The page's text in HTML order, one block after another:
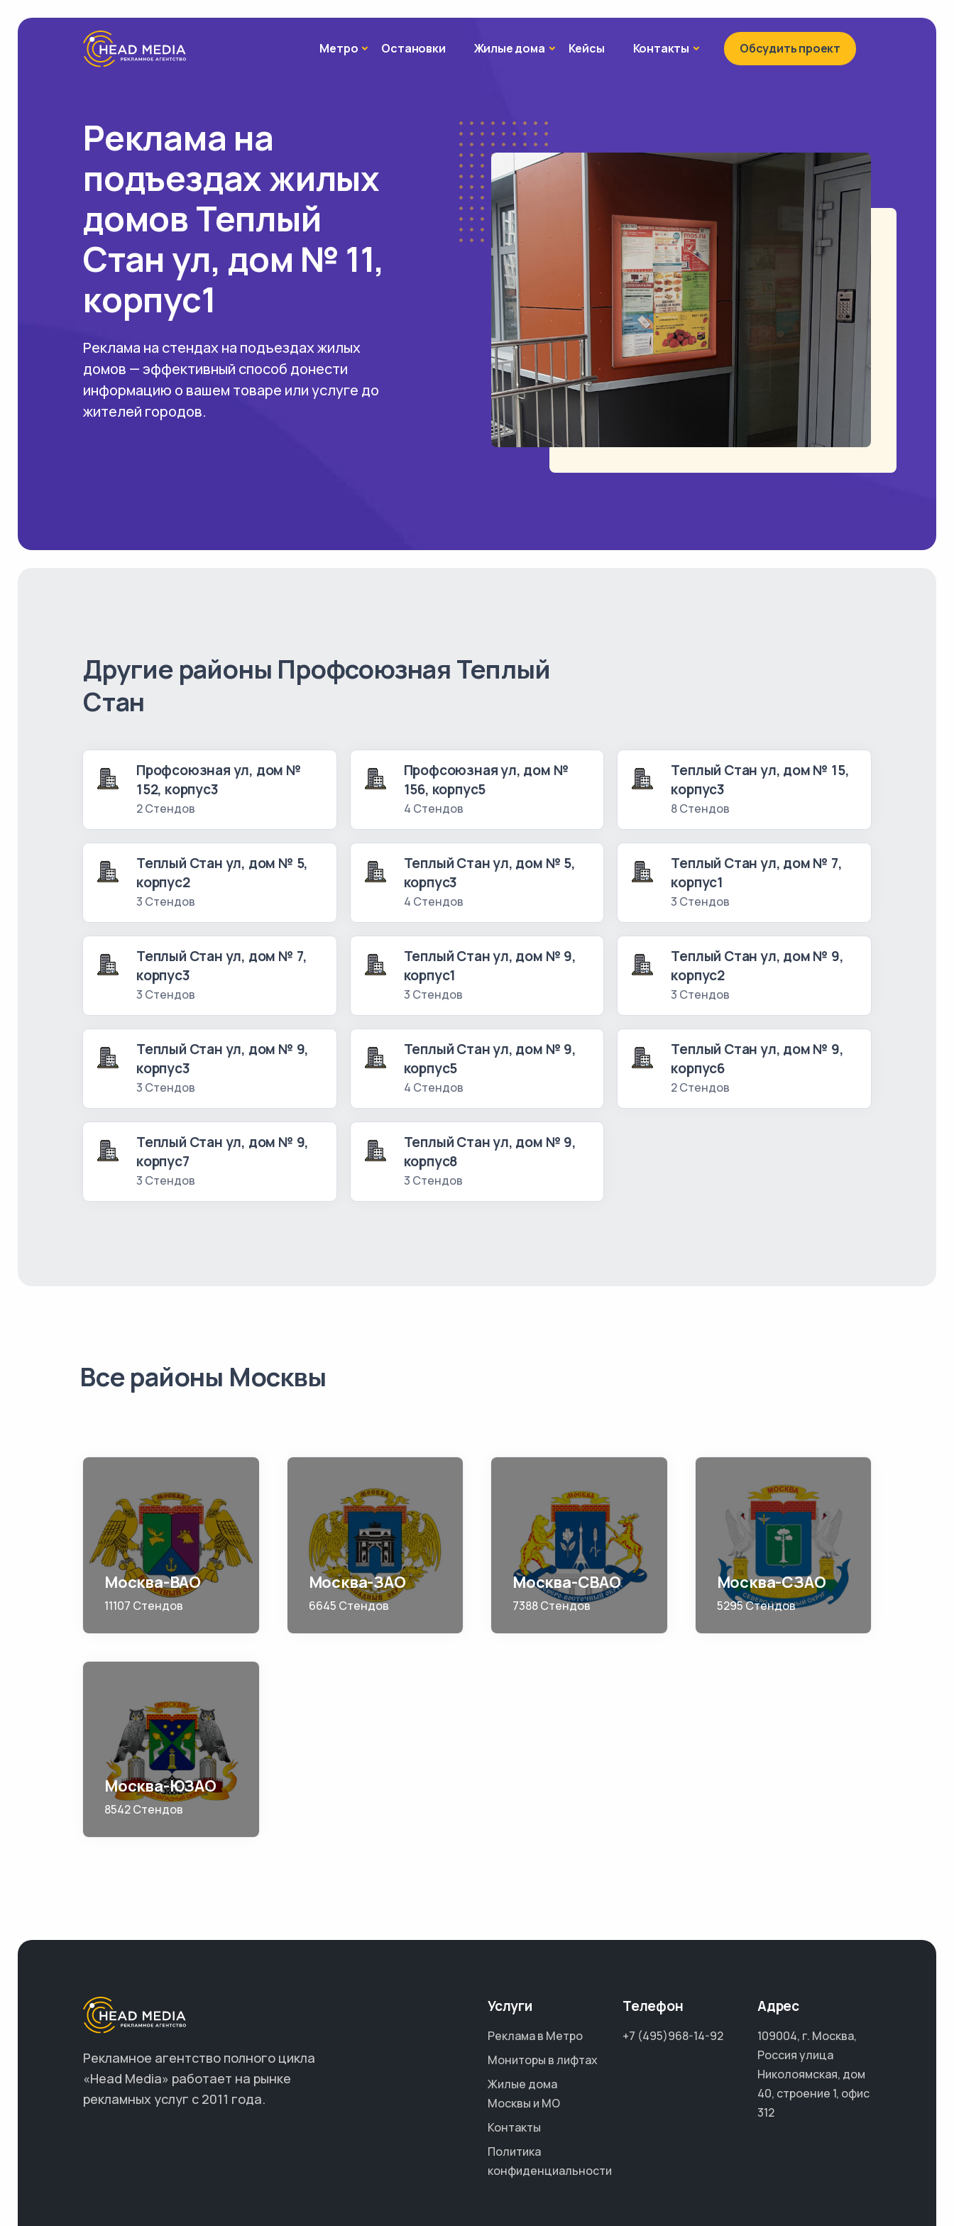
МетроМетроОстановки Жилые домаЖилые дома
Кейсы Контакты КонтактыОбсудить проект
Реклама на
подъездах жилых
домов Теплый
Стан ул, дом № 11,
корпус1
Реклама на стендах на подъездах жилых
домов — эффективный способ донести
информацию о вашем товаре или услуге до
жителей городов.
Другие районы Профсоюзная Теплый
Стан
Профсоюзная ул, дом №
152, корпус3
2 Стендов
Профсоюзная ул, дом №
156, корпус5
4 Стендов
Теплый Стан ул, дом № 15,
корпус3
8 Стендов
Теплый Стан ул, дом № 5,
корпус2
3 Стендов
Теплый Стан ул, дом № 5,
корпус3
4 Стендов
Теплый Стан ул, дом № 7,
корпус1
3 Стендов
Теплый Стан ул, дом № 7,
корпус3
3 Стендов
Теплый Стан ул, дом № 9,
корпус1
3 Стендов
Теплый Стан ул, дом № 9,
корпус2
3 Стендов
Теплый Стан ул, дом № 9,
корпус3
3 Стендов
Теплый Стан ул, дом № 9,
корпус5
4 Стендов
Теплый Стан ул, дом № 9,
корпус6
2 Стендов
Теплый Стан ул, дом № 9,
корпус7
3 Стендов
Теплый Стан ул, дом № 9,
корпус8
3 Стендов
Все районы Москвы
Москва-ВАО
11107 Стендов
Москва-ЗАО
6645 Стендов
Москва-СВАО
7388 Стендов
Москва-СЗАО
5295 Стендов
Москва-ЮЗАО
8542 Стендов
Рекламное агентство полного цикла
«Head Media» работает на рынке
рекламных услуг с 2011 года.
Услуги
Реклама в Метро
Мониторы в лифтах
Жилые дома
Москвы и МО
Контакты
Политика
конфиденциальности
Телефон
+7 (495)968-14-92
Адрес
109004, г. Москва,
Россия улица
Николоямская, дом
40, строение 1, офис
312